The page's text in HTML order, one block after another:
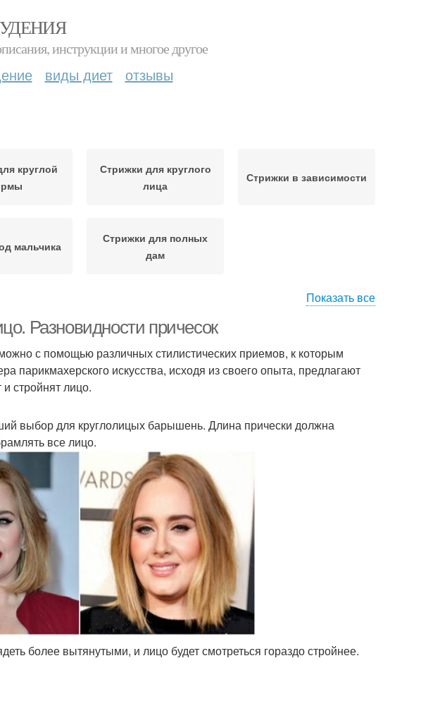
инструкции и многое другое
виды диет отзывы
круглой
Стрижки для круглого
лица
Стрижки в зависимости
мальчика
Стрижки для полных
дам
Показать все
Разновидности причесок
с помощью различных стилистических приемов, к которым
парикмахерского искусства, исходя из своего опыта, предлагают
стройнят лицо.
выбор для круглолицых барышень. Длина прически должна
все лицо.
более вытянутыми, и лицо будет смотреться гораздо стройнее.